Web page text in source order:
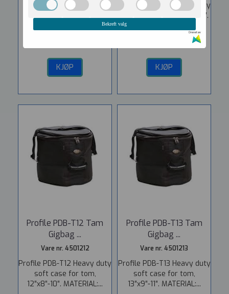
Profile PDB-FT16 Heavy
duty soft case for floor
tom, 16″x16″. MATERIAL:...
KJØP
Profile PDB-T10 Heavy duty
soft case for tom, 10″x10″.
KJØP
Profile PDB-T12 Tam
Gigbag ...
Vare nr. 4501212
Profile PDB-T12 Heavy duty
soft case for tom,
12″x8″-10″. MATERIAL:...
Profile PDB-T13 Tam
Gigbag ...
Vare nr. 4501213
Profile PDB-T13 Heavy duty
soft case for tom,
13″x9″-11″. MATERIAL:...
Bekreft valg
Drevet av